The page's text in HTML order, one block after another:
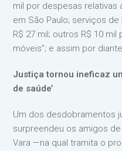
mil por despesas relativas
em São Paulo; serviços
R$ 27 mil; outros R$ 10 mil
móveis”; e assim por
Justiça tornou ineficaz
de saúde’
Um dos desdobramentos
surpreendeu os amigos de
Vara —na qual tramita o